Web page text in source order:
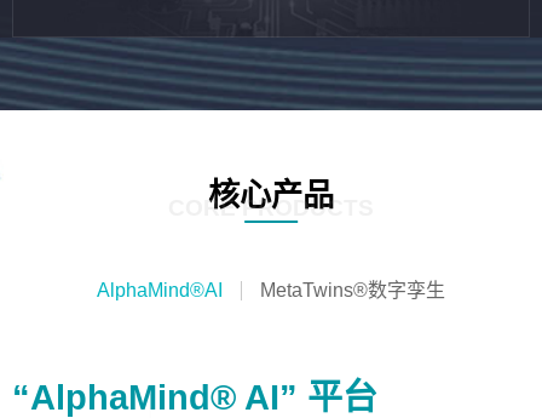
核心产品
CORE PRODUCTS
AlphaMind®AI MetaTwins®数字孪生
“AlphaMind® AI” 平台